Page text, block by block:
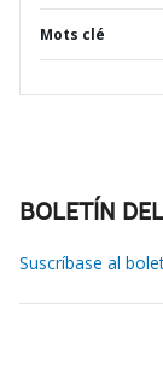
Mots clé
BOLETÍN
Suscríbase al